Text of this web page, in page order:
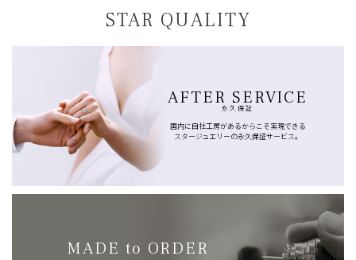
STAR QUALITY
AFTER SERVICE
永久保証
国内に自社工房があるからこそ実現できる
スタージュエリーの永久保証サービス。
MADE to ORDER